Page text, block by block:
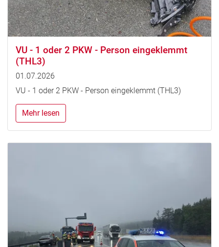
VU - 1 oder 2 PKW - Person eingeklemmt
(THL3)
01.07.2026
VU - 1 oder 2 PKW - Person eingeklemmt (THL3)
Mehr lesen